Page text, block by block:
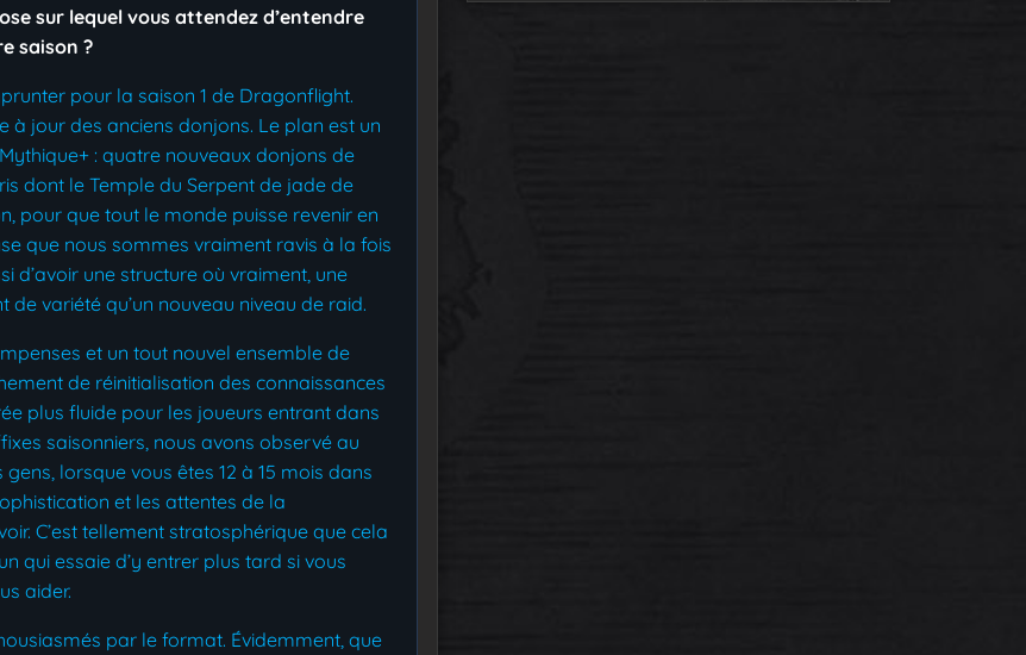
sur lequel vous attendez d’entendre
saison ?
pour la saison 1 de Dragonflight.
à jour des anciens donjons. Le plan est un
: quatre nouveaux donjons de
dont le Temple du Serpent de jade de
pour que tout le monde puisse revenir en
que nous sommes vraiment ravis à la fois
d’avoir une structure où vraiment, une
variété qu’un nouveau niveau de raid.
et un tout nouvel ensemble de
de réinitialisation des connaissances
plus fluide pour les joueurs entrant dans
saisonniers, nous avons observé au
lorsque vous êtes 12 à 15 mois dans
et les attentes de la
C’est tellement stratosphérique que cela
qui essaie d’y entrer plus tard si vous
aider.
par le format. Évidemment, que